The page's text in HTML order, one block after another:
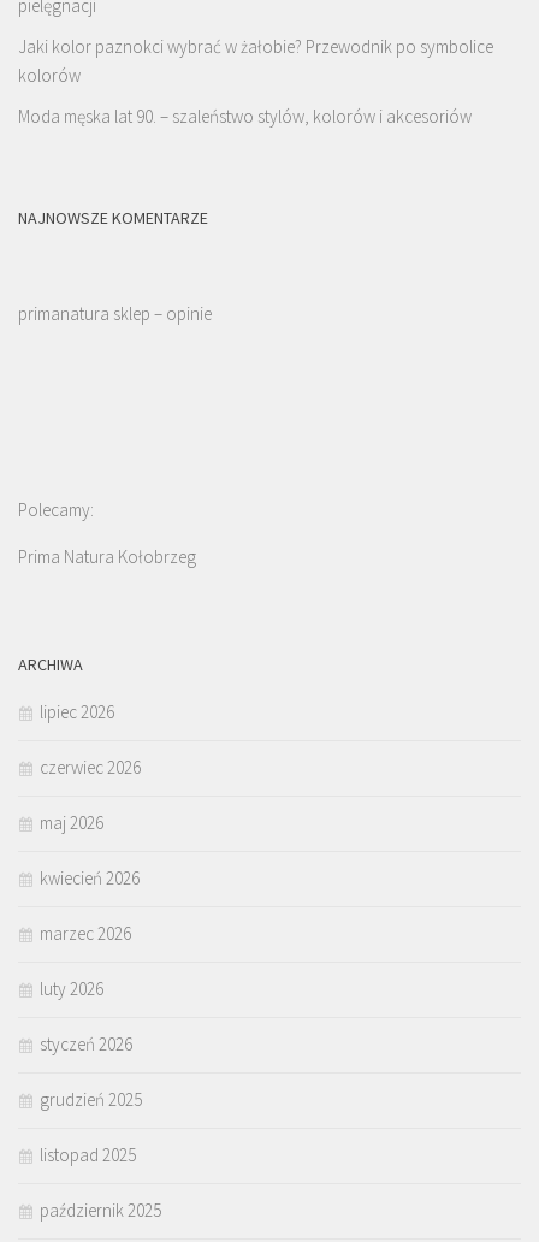
pielęgnacji
Jaki kolor paznokci wybrać w żałobie? Przewodnik po symbolice
kolorów
Moda męska lat 90. – szaleństwo stylów, kolorów i akcesoriów
NAJNOWSZE KOMENTARZE
primanatura sklep – opinie
Polecamy:
Prima Natura Kołobrzeg
ARCHIWA
lipiec 2026
czerwiec 2026
maj 2026
kwiecień 2026
marzec 2026
luty 2026
styczeń 2026
grudzień 2025
listopad 2025
październik 2025